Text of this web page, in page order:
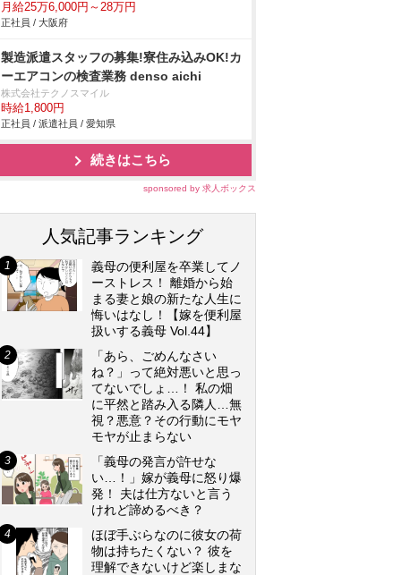
月給25万6,000円～28万円
正社員 / 大阪府
製造派遣スタッフの募集!寮住み込みOK!カ
ーエアコンの検査業務 denso aichi
株式会社テクノスマイル
時給1,800円
正社員 / 派遣社員 / 愛知県
続きはこちら
sponsored by 求人ボックス
人気記事ランキング
義母の便利屋を卒業してノ
ーストレス！ 離婚から始
まる妻と娘の新たな人生に
悔いはなし！【嫁を便利屋
扱いする義母 Vol.44】
「あら、ごめんなさい
ね？」って絶対悪いと思っ
てないでしょ…！ 私の畑
に平然と踏み入る隣人…無
視？悪意？その行動にモヤ
モヤが止まらない
「義母の発言が許せな
い…！」嫁が義母に怒り爆
発！ 夫は仕方ないと言う
けれど諦めるべき？
ほぼ手ぶらなのに彼女の荷
物は持ちたくない？ 彼を
理解できないけど楽しまな